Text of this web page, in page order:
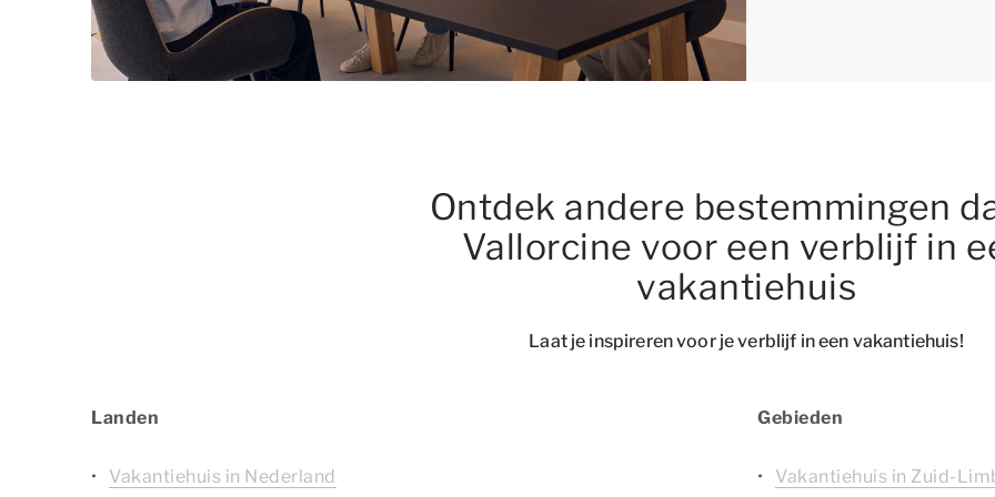
Ontdek andere bestemmingen
Vallorcine voor een verblijf in
vakantiehuis
Laat je inspireren voor je verblijf in een vakantiehuis!
Landen
Vakantiehuis in Nederland
Gebieden
Vakantiehuis in Zuid-